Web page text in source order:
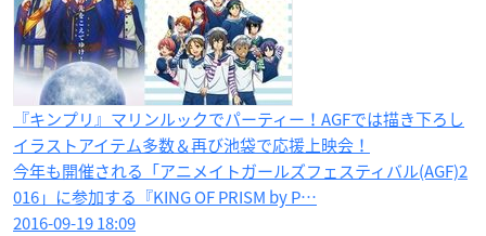
『キンプリ』マリンルックでパーティー！AGFでは描き下ろし
イラストアイテム多数＆再び池袋で応援上映会！
今年も開催される「アニメイトガールズフェスティバル(AGF)2
016」に参加する『KING OF PRISM by P…
2016-09-19 18:09